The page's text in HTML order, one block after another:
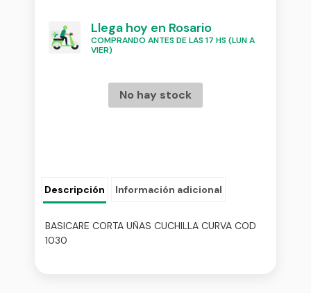
Llega hoy en Rosario
COMPRANDO ANTES DE LAS 17 HS (LUN A
VIER)
No hay stock
Descripción Información adicional
BASICARE CORTA UÑAS CUCHILLA CURVA COD
1030